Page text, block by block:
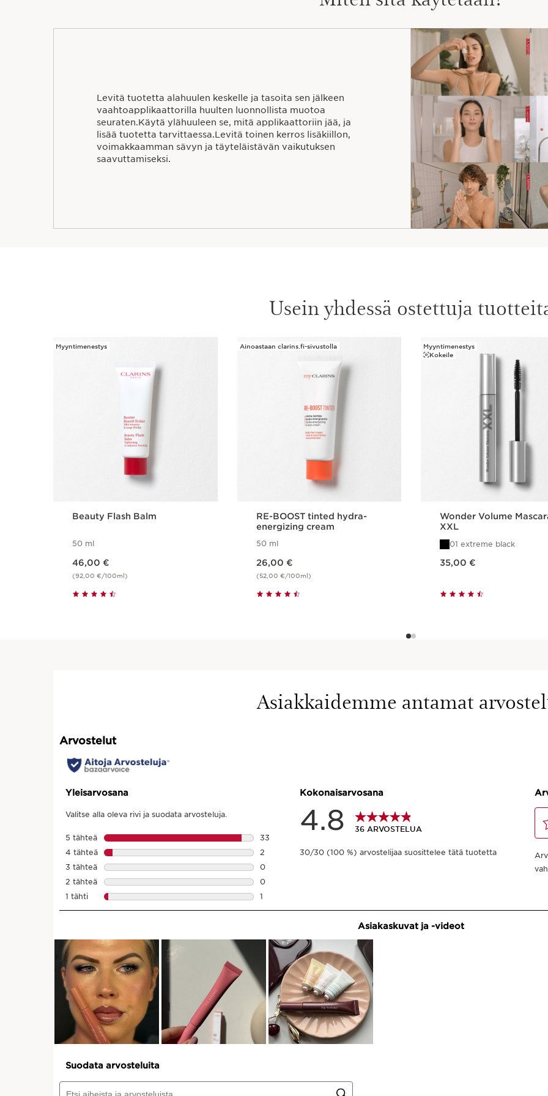
Levitä tuotetta alahuulen keskelle ja tasoita sen jälkeen
vaahtoapplikaattorilla huulten luonnollista muotoa
seuraten.Käytä ylähuuleen se, mitä applikaattoriin jää, ja
lisää tuotetta tarvittaessa.Levitä toinen kerros lisäkiillon,
voimakkaamman sävyn ja täyteläistävän vaikutuksen
saavuttamiseksi.
Usein yhdessä ostettuja
SIIRRY SISÄLTÖÖN
Myyntimenestys
Beauty Flash Balm
50 ml
46,00 €
(92,00 €/100ml)
Pikaopastus
Ainoastaan clarins.fi-sivustolla
RE-BOOST tinted hydra-
energizing cream
50 ml
26,00 €
(52,00 €/100ml)
Pikaopastus
Myyntimenestys
Kokeile
Wonder Volume
XXL
01 extreme black
35,00 €
Pikaopastus
Asiakkaidemme antamat